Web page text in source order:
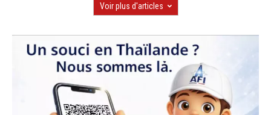
Voir plus d'articles